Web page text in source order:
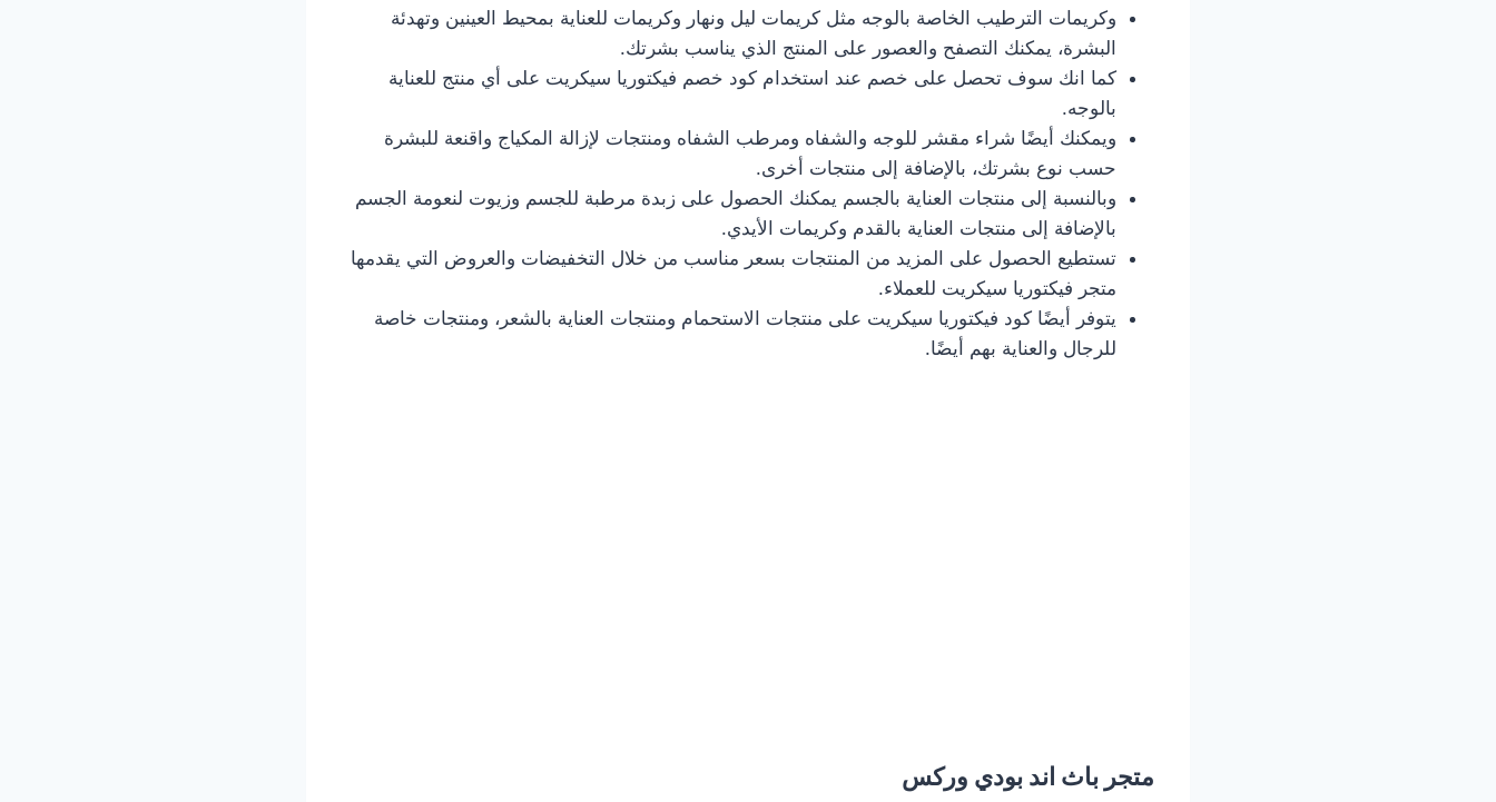
وكريمات الترطيب الخاصة بالوجه مثل كريمات ليل ونهار وكريمات للعناية بمحيط العينين وتهدئة
البشرة، يمكنك التصفح والعصور على المنتج الذي يناسب بشرتك.
كما انك سوف تحصل على خصم عند استخدام كود خصم فيكتوريا سيكريت على أي منتج للعناية
بالوجه.
ويمكنك أيضًا شراء مقشر للوجه والشفاه ومرطب الشفاه ومنتجات لإزالة المكياج واقنعة للبشرة
حسب نوع بشرتك، بالإضافة إلى منتجات أخرى.
وبالنسبة إلى منتجات العناية بالجسم يمكنك الحصول على زبدة مرطبة للجسم وزيوت لنعومة الجسم
بالإضافة إلى منتجات العناية بالقدم وكريمات الأيدي.
تستطيع الحصول على المزيد من المنتجات بسعر مناسب من خلال التخفيضات والعروض التي يقدمها
متجر فيكتوريا سيكريت للعملاء.
يتوفر أيضًا كود فيكتوريا سيكريت على منتجات الاستحمام ومنتجات العناية بالشعر، ومنتجات خاصة
للرجال والعناية بهم أيضًا.
متجر باث اند بودي وركس